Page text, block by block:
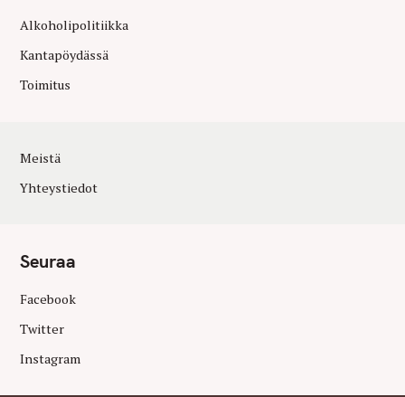
Alkoholipolitiikka
Kantapöydässä
Toimitus
Meistä
Yhteystiedot
Seuraa
Facebook
Twitter
Instagram